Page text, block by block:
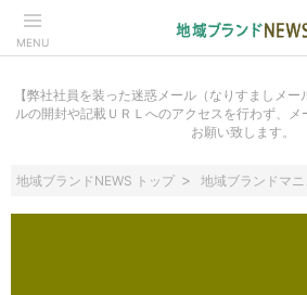
MENU
【弊社社員を装った迷惑メール（なりすましメ
ルの開封や記載ＵＲＬへのアクセスを行わず、メ
お願い致します。
地域ブランドNEWS トップ 地域ブランドマ